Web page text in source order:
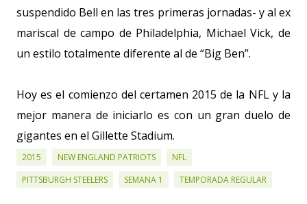
suspendido Bell en las tres primeras jornadas- y al ex
mariscal de campo de Philadelphia, Michael Vick, de
un estilo totalmente diferente al de “Big Ben”.
Hoy es el comienzo del certamen 2015 de la NFL y la
mejor manera de iniciarlo es con un gran duelo de
gigantes en el Gillette Stadium.
2015 NEW ENGLAND PATRIOTS
NFL
PITTSBURGH STEELERS
SEMANA 1 TEMPORADA REGULAR